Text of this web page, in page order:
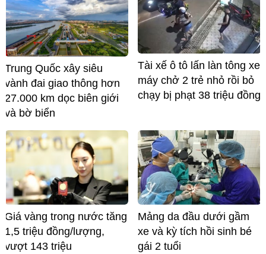
Trung Quốc xây siêu
vành đai giao thông hơn
27.000 km dọc biên giới
và bờ biển
Tài xế ô tô lấn làn tông xe
máy chở 2 trẻ nhỏ rồi bỏ
chạy bị phạt 38 triệu đồng
Giá vàng trong nước tăng
1,5 triệu đồng/lượng,
vượt 143 triệu
Mảng da đầu dưới gầm
xe và kỳ tích hồi sinh bé
gái 2 tuổi